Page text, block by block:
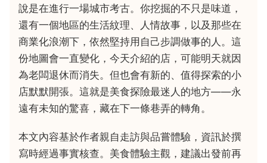
說是在進行一場城市考古。你挖掘的不只是味道，
還有一個地區的生活紋理、人情故事，以及那些在
商業化浪潮下，依然堅持用自己步調做事的人。這
份地圖會一直變化，今天介紹的店，可能明天就因
為老闆退休而消失。但也會有新的、值得探索的小
店默默開張。這就是美食探險最迷人的地方——永
遠有未知的驚喜，藏在下一條巷弄的轉角。
本文內容基於作者親自走訪與品嘗體驗，資訊於撰
寫時經過事實核查。美食體驗主觀，建議出發前再